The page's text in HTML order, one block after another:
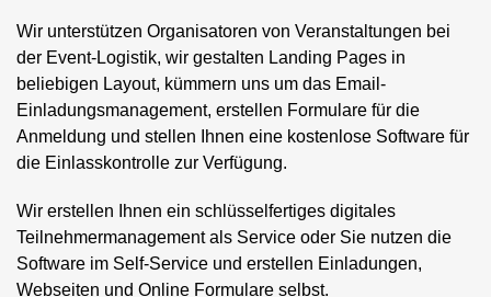
Wir unterstützen Organisatoren von Veranstaltungen bei
der Event-Logistik, wir gestalten Landing Pages in
beliebigen Layout, kümmern uns um das Email-
Einladungsmanagement, erstellen Formulare für die
Anmeldung und stellen Ihnen eine kostenlose Software für
die Einlasskontrolle zur Verfügung.
Wir erstellen Ihnen ein schlüsselfertiges digitales
Teilnehmermanagement als Service oder Sie nutzen die
Software im Self-Service und erstellen Einladungen,
Webseiten und Online Formulare selbst.